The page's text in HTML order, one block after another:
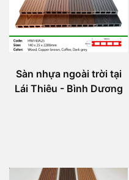
Sàn nhựa ngoài trời tại
Lái Thiêu - Bình Dương